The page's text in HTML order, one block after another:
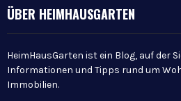
ÜBER HEIMHAUSGARTEN
HeimHausGarten ist ein Blog, auf der
Informationen und Tipps rund um
Immobilien.